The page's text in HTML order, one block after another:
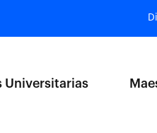
Universitarias